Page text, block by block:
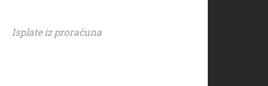
Isplate iz proračuna